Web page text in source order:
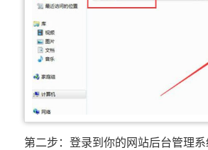
第二步：登录到你的网站后台管理系